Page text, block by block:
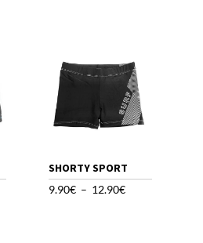
SHORTY SPORT
9.90€ – 12.90€Plage